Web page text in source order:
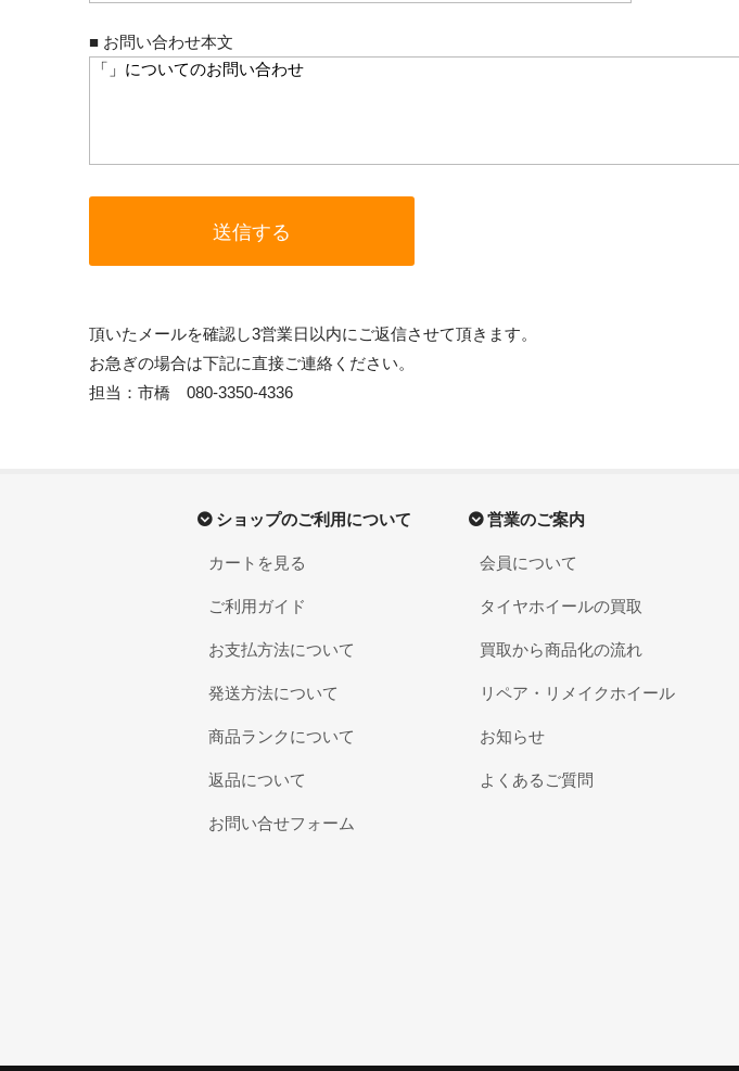
■ お問い合わせ本文
頂いたメールを確認し3営業日以内にご返信させて頂きます。
お急ぎの場合は下記に直接ご連絡ください。
担当：市橋 080-3350-4336
ショップのご利用について
カートを見る
ご利用ガイド
お支払方法について
発送方法について
商品ランクについて
返品について
お問い合せフォーム
営業のご案内
会員について
タイヤホイールの買取
買取から商品化の流れ
リペア・リメイクホイール
お知らせ
よくあるご質問